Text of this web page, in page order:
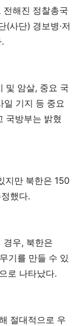
전해진 정찰총국
(사단) 경보병·저
및 암살, 중요 국
일 기지 등 중요
국방부는 밝혔
지만 북한은 150
했다.
경우, 북한은
기를 만들 수 있
로 나타났다.
절대적으로 우